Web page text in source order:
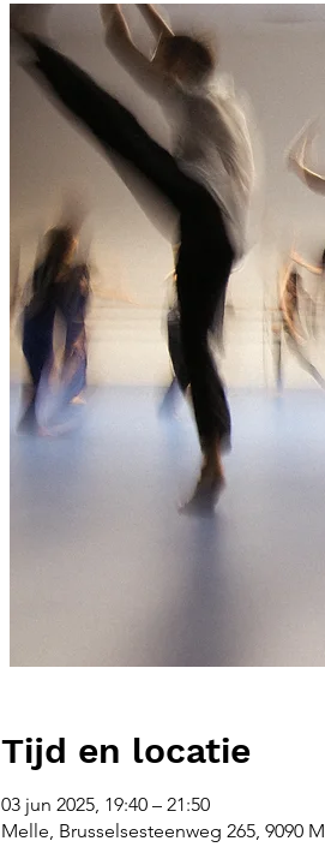
Tijd en locatie
03 jun 2025, 19:40 – 21:50
Melle, Brusselsesteenweg 265, 9090